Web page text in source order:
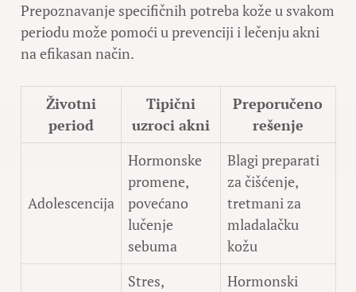
Prepoznavanje specifičnih potreba kože u svakom
periodu može pomoći u prevenciji i lečenju akni
na efikasan način.
Životni
period
Tipični
uzroci akni
Preporučeno
rešenje
Adolescencija
Hormonske
promene,
povećano
lučenje
sebuma
Blagi preparati
za čišćenje,
tretmani za
mladalačku
kožu
Stres,
Hormonski